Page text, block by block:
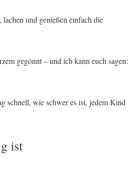
und genießen einfach die
gegönnt – und ich kann euch sagen:
schnell, wie schwer es ist, jedem Kind
ist